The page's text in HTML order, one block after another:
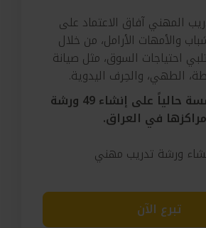
المهني آفاق الاعتماد على
والأمهات الأرامل، من خلال
احتياجات السوق، مثل صيانة
الطهي، والحِرف اليدوية.
وتعمل المؤسسة حالياً على إنشاء 49 ورشة
في العراق.
ورشة تدريب مهني
تبرع الآن